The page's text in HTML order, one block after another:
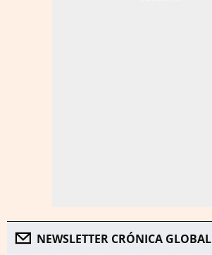
NEWSLETTER CRÓNICA GLOBAL